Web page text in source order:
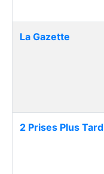
La Gazette
2 Prises Plus Tard